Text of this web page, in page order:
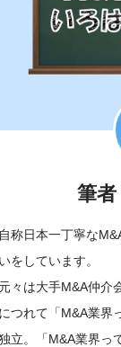
筆者
自称日本一丁寧な
いをしています。
元々は大手M&A仲介
につれて「M&A業界
立。「M&A業界っ